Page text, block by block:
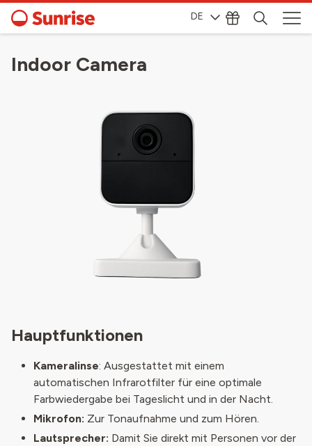
DE
Indoor Camera
Hauptfunktionen
Kameralinse: Ausgestattet mit einem
automatischen Infrarotfilter für eine optimale
Farbwiedergabe bei Tageslicht und in der Nacht.
Mikrofon: Zur Tonaufnahme und zum Hören.
Lautsprecher: Damit Sie direkt mit Personen vor der